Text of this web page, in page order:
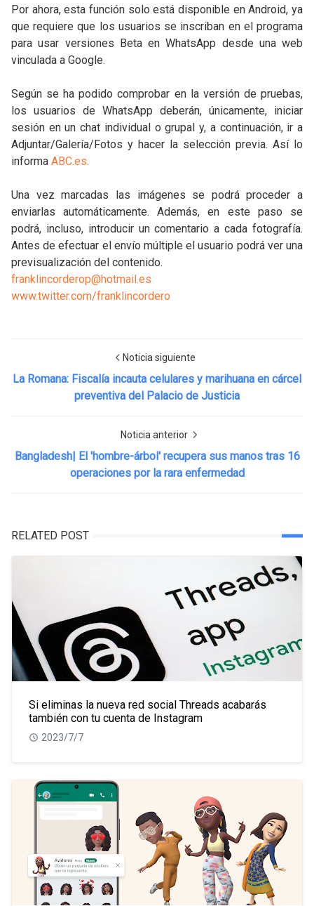
Por ahora, esta función solo está disponible en Android, ya
que requiere que los usuarios se inscriban en el programa
para usar versiones Beta en WhatsApp desde una web
vinculada a Google.
Según se ha podido comprobar en la versión de pruebas,
los usuarios de WhatsApp deberán, únicamente, iniciar
sesión en un chat individual o grupal y, a continuación, ir a
Adjuntar/Galería/Fotos y hacer la selección previa. Así lo
informa ABC.es.
Una vez marcadas las imágenes se podrá proceder a
enviarlas automáticamente. Además, en este paso se
podrá, incluso, introducir un comentario a cada fotografía.
Antes de efectuar el envío múltiple el usuario podrá ver una
previsualización del contenido.
franklincorderop@hotmail.es
www.twitter.com/franklincordero
Noticia siguiente
La Romana: Fiscalía incauta celulares y marihuana en cárcel
preventiva del Palacio de Justicia
Noticia anterior
Bangladesh| El 'hombre-árbol' recupera sus manos tras 16
operaciones por la rara enfermedad
RELATED POST
Si eliminas la nueva red social Threads acabarás
también con tu cuenta de Instagram
2023/7/7